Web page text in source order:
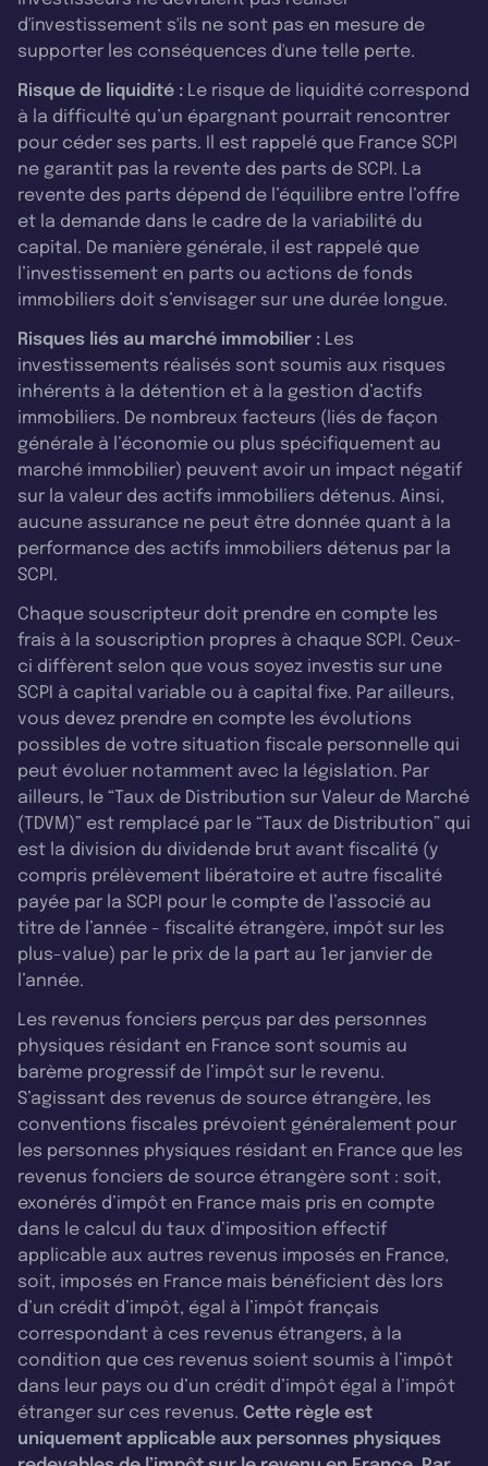
d'investissement s'ils ne sont pas en mesure de
supporter les conséquences d'une telle perte.
Risque de liquidité : Le risque de liquidité correspond
à la difficulté qu’un épargnant pourrait rencontrer
pour céder ses parts. Il est rappelé que France SCPI
ne garantit pas la revente des parts de SCPI. La
revente des parts dépend de l’équilibre entre l’offre
et la demande dans le cadre de la variabilité du
capital. De manière générale, il est rappelé que
l’investissement en parts ou actions de fonds
immobiliers doit s’envisager sur une durée longue.
Risques liés au marché immobilier : Les
investissements réalisés sont soumis aux risques
inhérents à la détention et à la gestion d’actifs
immobiliers. De nombreux facteurs (liés de façon
générale à l’économie ou plus spécifiquement au
marché immobilier) peuvent avoir un impact négatif
sur la valeur des actifs immobiliers détenus. Ainsi,
aucune assurance ne peut être donnée quant à la
performance des actifs immobiliers détenus par la
SCPI.
Chaque souscripteur doit prendre en compte les
frais à la souscription propres à chaque SCPI. Ceux-
ci diffèrent selon que vous soyez investis sur une
SCPI à capital variable ou à capital fixe. Par ailleurs,
vous devez prendre en compte les évolutions
possibles de votre situation fiscale personnelle qui
peut évoluer notamment avec la législation. Par
ailleurs, le “Taux de Distribution sur Valeur de Marché
(TDVM)” est remplacé par le “Taux de Distribution” qui
est la division du dividende brut avant fiscalité (y
compris prélèvement libératoire et autre fiscalité
payée par la SCPI pour le compte de l’associé au
titre de l’année - fiscalité étrangère, impôt sur les
plus-value) par le prix de la part au 1er janvier de
l’année.
Les revenus fonciers perçus par des personnes
physiques résidant en France sont soumis au
barème progressif de l’impôt sur le revenu.
S’agissant des revenus de source étrangère, les
conventions fiscales prévoient généralement pour
les personnes physiques résidant en France que les
revenus fonciers de source étrangère sont : soit,
exonérés d’impôt en France mais pris en compte
dans le calcul du taux d’imposition effectif
applicable aux autres revenus imposés en France,
soit, imposés en France mais bénéficient dès lors
d’un crédit d’impôt, égal à l’impôt français
correspondant à ces revenus étrangers, à la
condition que ces revenus soient soumis à l’impôt
dans leur pays ou d’un crédit d’impôt égal à l’impôt
étranger sur ces revenus. Cette règle est
uniquement applicable aux personnes physiques